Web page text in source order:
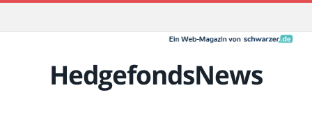
HedgefondsNews